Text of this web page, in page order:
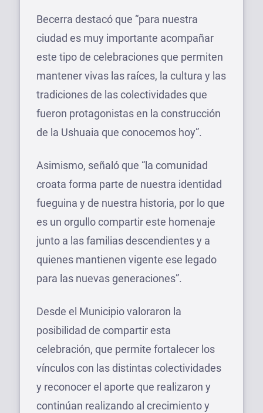
Becerra destacó que “para nuestra
ciudad es muy importante acompañar
este tipo de celebraciones que permiten
mantener vivas las raíces, la cultura y las
tradiciones de las colectividades que
fueron protagonistas en la construcción
de la Ushuaia que conocemos hoy”.
Asimismo, señaló que “la comunidad
croata forma parte de nuestra identidad
fueguina y de nuestra historia, por lo que
es un orgullo compartir este homenaje
junto a las familias descendientes y a
quienes mantienen vigente ese legado
para las nuevas generaciones”.
Desde el Municipio valoraron la
posibilidad de compartir esta
celebración, que permite fortalecer los
vínculos con las distintas colectividades
y reconocer el aporte que realizaron y
continúan realizando al crecimiento y